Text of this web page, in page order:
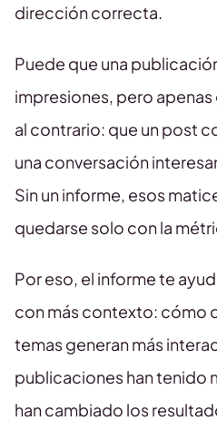
dirección correcta.
Puede que una
impresiones, pero
al contrario: que un post
una conversación
Sin un informe, esos
quedarse solo con la
Por eso, el informe te
con más contexto: cómo
temas generan más
publicaciones han tenido
han cambiado los